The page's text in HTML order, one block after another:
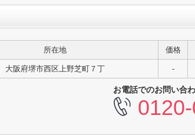
所在地 価格
大阪府堺市西区上野芝町７丁 -
お電話でのお問い合